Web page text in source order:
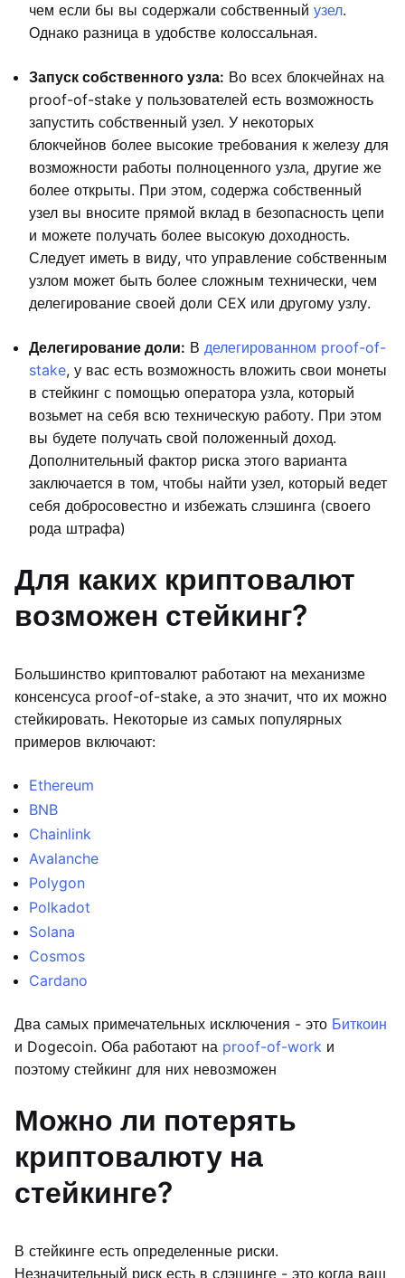
чем если бы вы содержали собственный узел.
Однако разница в удобстве колоссальная.
Запуск собственного узла: Во всех блокчейнах на
proof-of-stake у пользователей есть возможность
запустить собственный узел. У некоторых
блокчейнов более высокие требования к железу для
возможности работы полноценного узла, другие же
более открыты. При этом, содержа собственный
узел вы вносите прямой вклад в безопасность цепи
и можете получать более высокую доходность.
Следует иметь в виду, что управление собственным
узлом может быть более сложным технически, чем
делегирование своей доли CEX или другому узлу.
Делегирование доли: В делегированном proof-of-
stake, у вас есть возможность вложить свои монеты
в стейкинг с помощью оператора узла, который
возьмет на себя всю техническую работу. При этом
вы будете получать свой положенный доход.
Дополнительный фактор риска этого варианта
заключается в том, чтобы найти узел, который ведет
себя добросовестно и избежать слэшинга (своего
рода штрафа)
Для каких криптовалют
возможен стейкинг?
Большинство криптовалют работают на механизме
консенсуса proof-of-stake, а это значит, что их можно
стейкировать. Некоторые из самых популярных
примеров включают:
Ethereum
BNB
Chainlink
Avalanche
Polygon
Polkadot
Solana
Cosmos
Cardano
Два самых примечательных исключения - это Биткоин
и Dogecoin. Оба работают на proof-of-work и
поэтому стейкинг для них невозможен
Можно ли потерять
криптовалюту на
стейкинге?
В стейкинге есть определенные риски.
Незначительный риск есть в слэшинге - это когда ваш